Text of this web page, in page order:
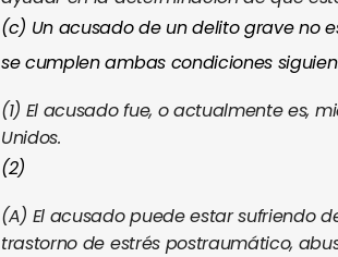
(c) Un acusado de un delito grave no
se cumplen ambas condiciones
(1) El acusado fue, o actualmente es,
Unidos.
(2)
(A) El acusado puede estar sufriendo
trastorno de estrés postraumático,